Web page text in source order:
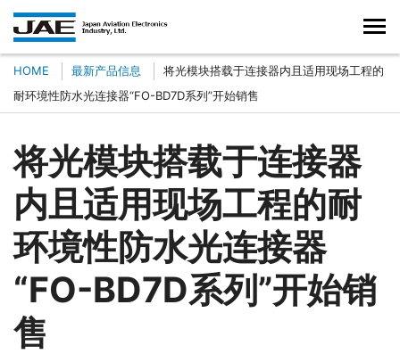
HOME 最新产品信息
将光模块搭载于连接器内且适用现场工程的
耐环境性防水光连接器“FO-BD7D系列”开始销售
将光模块搭载于连接器
内且适用现场工程的耐
环境性防水光连接器
“FO-BD7D系列”开始销
售